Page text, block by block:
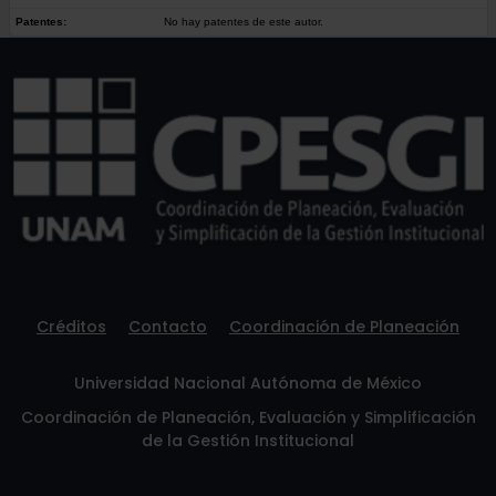
Patentes: No hay patentes de este autor.
Créditos Contacto Coordinación de Planeación
Universidad Nacional Autónoma de México
Coordinación de Planeación, Evaluación y Simplificación
de la Gestión Institucional